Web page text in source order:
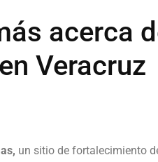
acerca
Veracruz
un sitio de fortalecimiento